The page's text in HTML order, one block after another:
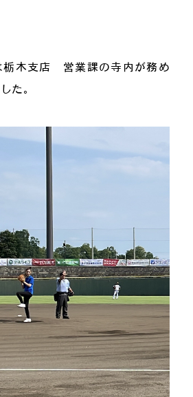
栃木支店 営業課の寺内が務め
た。